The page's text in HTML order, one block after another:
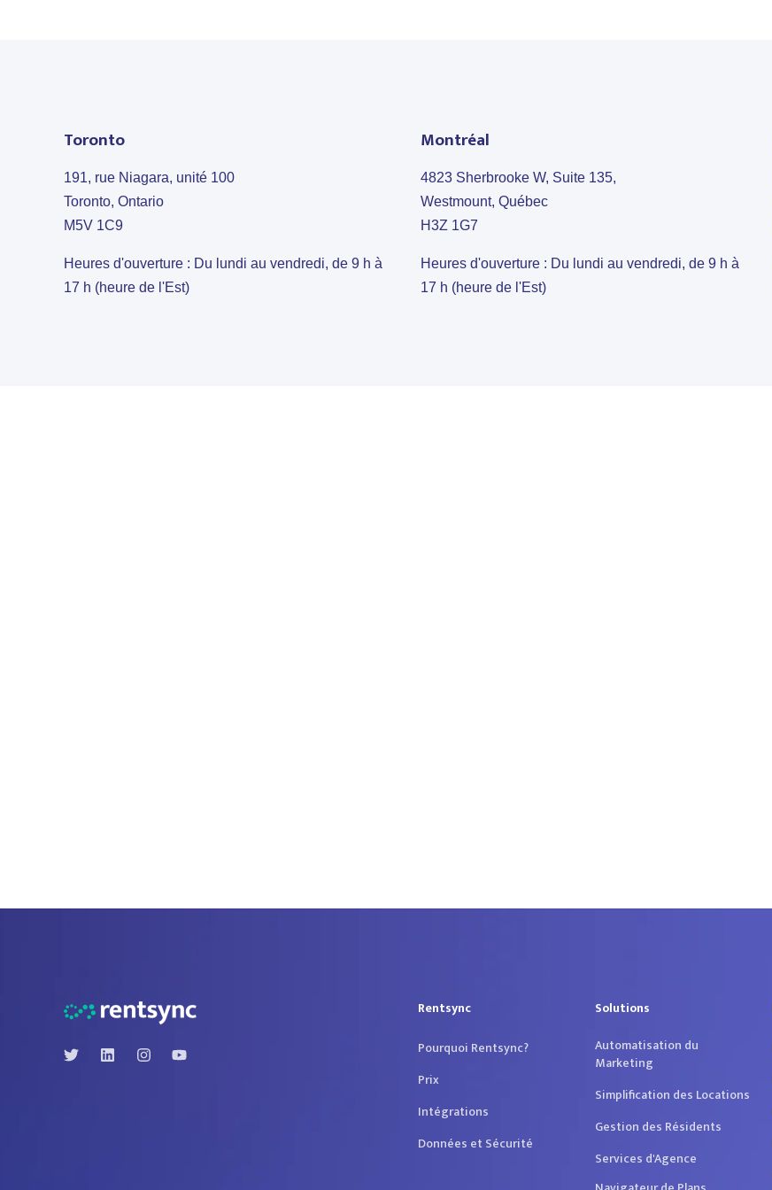
Toronto
191, rue Niagara, unité 100
Toronto, Ontario
M5V 1C9
Heures d'ouverture : Du lundi au vendredi, de 9 h à
17 h (heure de l'Est)
Montréal
4823 Sherbrooke W, Suite 135,
Westmount, Québec
H3Z 1G7
Heures d'ouverture : Du lundi au vendredi, de 9 h à
17 h (heure de l'Est)
Rentsync
Pourquoi Rentsync?
Prix
Intégrations
Données et Sécurité
Solutions
Automatisation du
Marketing
Simplification des Locations
Gestion des Résidents
Services d'Agence